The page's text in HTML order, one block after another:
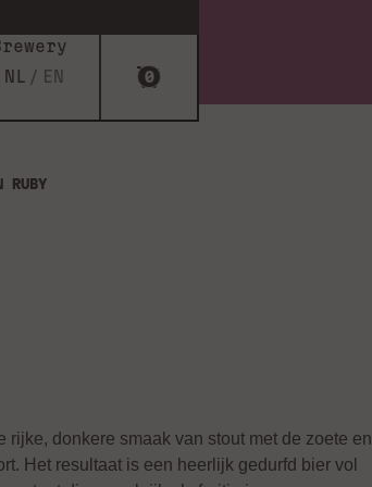
NL EN 0
RUBY
rijke, donkere smaak van stout met de zoete en
Het resultaat is een heerlijk gedurfd bier vol